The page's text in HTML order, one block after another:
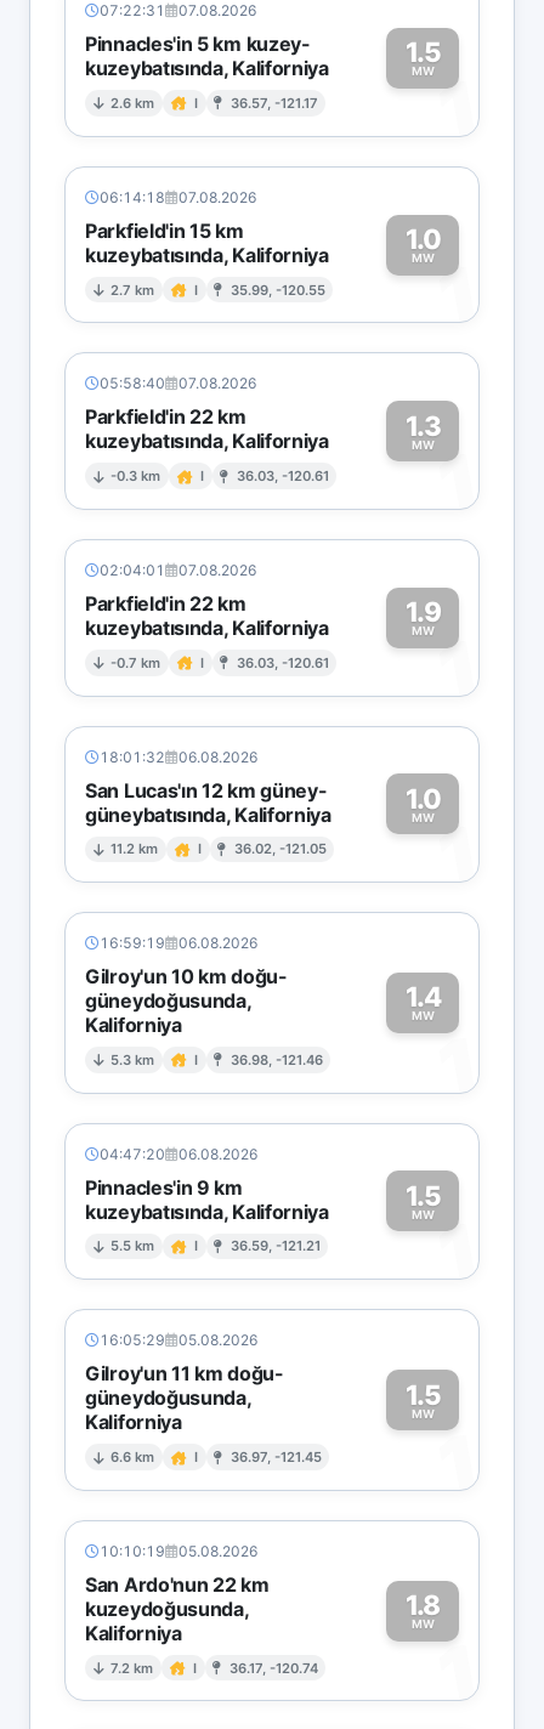
07:22:31 07.08.2026
Pinnacles'in 5 km kuzey-
kuzeybatısında, Kaliforniya
2.6 km I 36.57, -121.17
1.5
MW1
06:14:18 07.08.2026
Parkfield'in 15 km
kuzeybatısında, Kaliforniya
2.7 km I 35.99, -120.55
1.0
MW1
05:58:40 07.08.2026
Parkfield'in 22 km
kuzeybatısında, Kaliforniya
-0.3 km I 36.03, -120.61
1.3
MW1
02:04:01 07.08.2026
Parkfield'in 22 km
kuzeybatısında, Kaliforniya
-0.7 km I 36.03, -120.61
1.9
MW1
18:01:32 06.08.2026
San Lucas'ın 12 km güney-
güneybatısında, Kaliforniya
11.2 km I 36.02, -121.05
1.0
MW1
16:59:19 06.08.2026
Gilroy'un 10 km doğu-
güneydoğusunda,
Kaliforniya
5.3 km I 36.98, -121.46
1.4
MW
1
04:47:20 06.08.2026
Pinnacles'in 9 km
kuzeybatısında, Kaliforniya
5.5 km I 36.59, -121.21
1.5
MW1
16:05:29 05.08.2026
Gilroy'un 11 km doğu-
güneydoğusunda,
Kaliforniya
6.6 km I 36.97, -121.45
1.5
MW
1
10:10:19 05.08.2026
San Ardo'nun 22 km
kuzeydoğusunda,
Kaliforniya
7.2 km I 36.17, -120.74
1.8
MW
1